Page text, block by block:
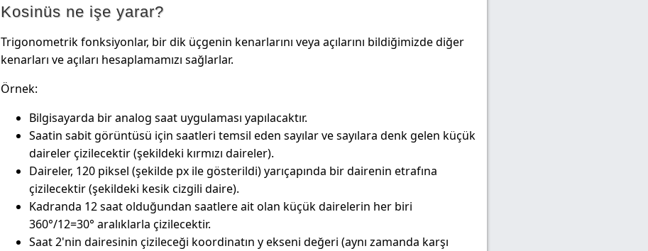
Kosinüs ne işe yarar?
Trigonometrik fonksiyonlar, bir dik üçgenin kenarlarını veya açılarını bildiğimizde diğer
kenarları ve açıları hesaplamamızı sağlarlar.
Örnek:
Bilgisayarda bir analog saat uygulaması yapılacaktır.
Saatin sabit görüntüsü için saatleri temsil eden sayılar ve sayılara denk gelen küçük
daireler çizilecektir (şekildeki kırmızı daireler).
Daireler, 120 piksel (şekilde px ile gösterildi) yarıçapında bir dairenin etrafına
çizilecektir (şekildeki kesik cizgili daire).
Kadranda 12 saat olduğundan saatlere ait olan küçük dairelerin her biri
360°/12=30° aralıklarla çizilecektir.
Saat 2'nin dairesinin çizileceği koordinatın y ekseni değeri (aynı zamanda karşı